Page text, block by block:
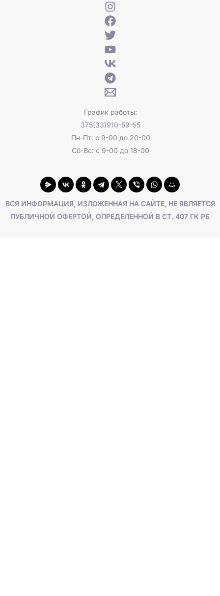
График работы:
375(33)910-59-55
Пн-Пт: с 9-00 до 20-00
Сб-Вс: с 9-00 до 18-00
ВСЯ ИНФОРМАЦИЯ, ИЗЛОЖЕННАЯ НА САЙТЕ, НЕ ЯВЛЯЕТСЯ
ПУБЛИЧНОЙ ОФЕРТОЙ, ОПРЕДЕЛЕННОЙ В СТ. 407 ГК РБ